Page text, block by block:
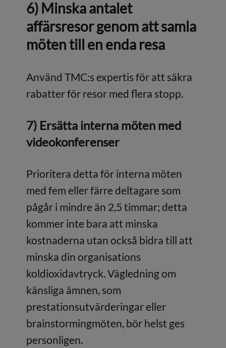
6) Minska antalet
affärsresor genom att samla
möten till en enda resa
Använd TMC:s expertis för att säkra
rabatter för resor med flera stopp.
7) Ersätta interna möten med
videokonferenser
Prioritera detta för interna möten
med fem eller färre deltagare som
pågår i mindre än 2,5 timmar; detta
kommer inte bara att minska
kostnaderna utan också bidra till att
minska din organisations
koldioxidavtryck. Vägledning om
känsliga ämnen, som
prestationsutvärderingar eller
brainstormingmöten, bör helst ges
personligen.